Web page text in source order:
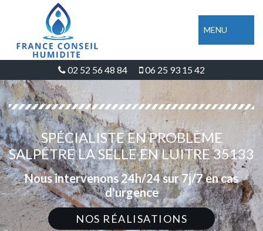
MENU
02 52 56 48 84 06 25 93 15 42
SPÉCIALISTE EN PROBLÈME
SALPÊTRE LA SELLE EN LUITRE 35133
Nous intervenons 24h/24 sur 7j/7 en cas
d'urgence
NOS RÉALISATIONS